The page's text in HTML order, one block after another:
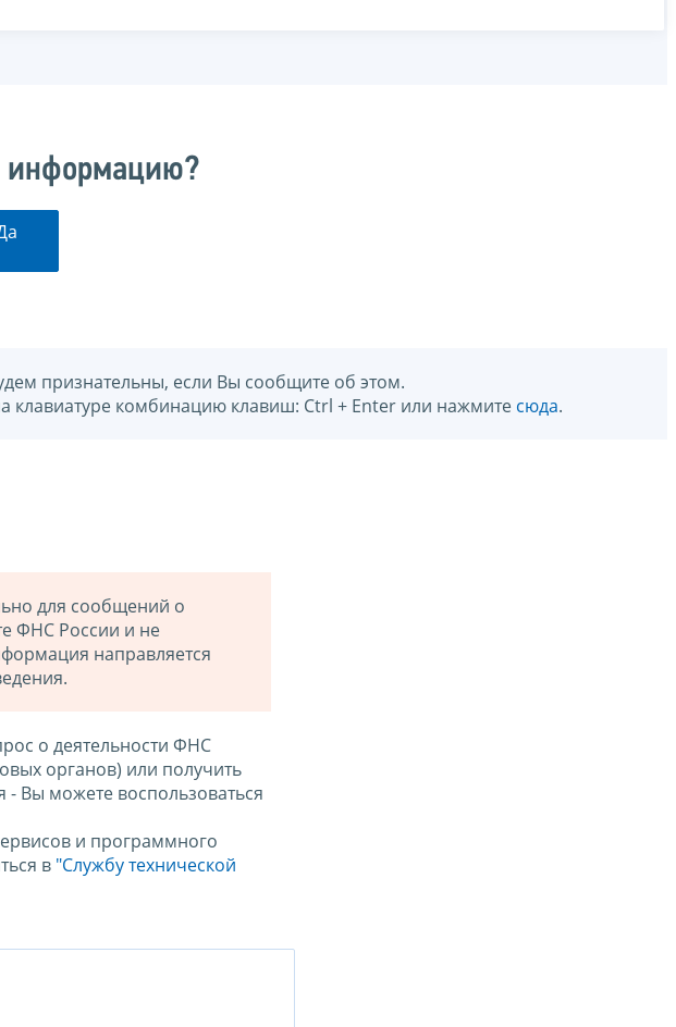
признательны, если Вы сообщите об этом.
комбинацию клавиш: Ctrl + Enter или нажмите сюда.
для сообщений о
ФНС России и не
направляется
о деятельности ФНС
органов) или получить
Вы можете воспользоваться
и программного
в "Службу технической